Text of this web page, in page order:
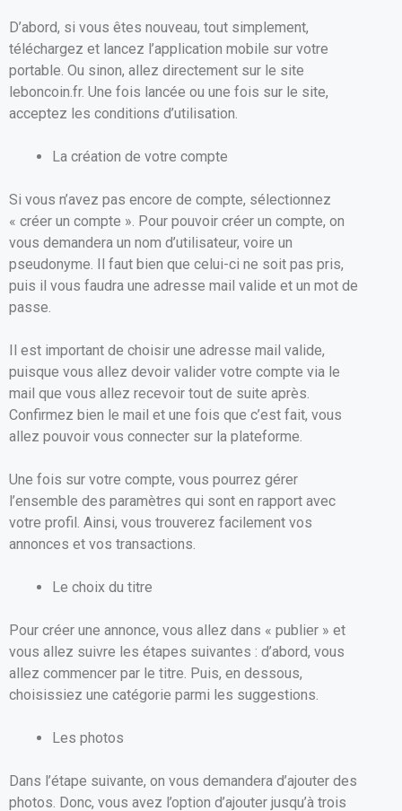
D’abord, si vous êtes nouveau, tout simplement,
téléchargez et lancez l’application mobile sur votre
portable. Ou sinon, allez directement sur le site
leboncoin.fr. Une fois lancée ou une fois sur le site,
acceptez les conditions d’utilisation.
La création de votre compte
Si vous n’avez pas encore de compte, sélectionnez
« créer un compte ». Pour pouvoir créer un compte, on
vous demandera un nom d’utilisateur, voire un
pseudonyme. Il faut bien que celui-ci ne soit pas pris,
puis il vous faudra une adresse mail valide et un mot de
passe.
Il est important de choisir une adresse mail valide,
puisque vous allez devoir valider votre compte via le
mail que vous allez recevoir tout de suite après.
Confirmez bien le mail et une fois que c’est fait, vous
allez pouvoir vous connecter sur la plateforme.
Une fois sur votre compte, vous pourrez gérer
l’ensemble des paramètres qui sont en rapport avec
votre profil. Ainsi, vous trouverez facilement vos
annonces et vos transactions.
Le choix du titre
Pour créer une annonce, vous allez dans « publier » et
vous allez suivre les étapes suivantes : d’abord, vous
allez commencer par le titre. Puis, en dessous,
choisissiez une catégorie parmi les suggestions.
Les photos
Dans l’étape suivante, on vous demandera d’ajouter des
photos. Donc, vous avez l’option d’ajouter jusqu’à trois